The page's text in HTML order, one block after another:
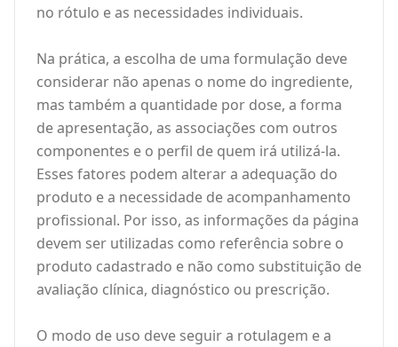
no rótulo e as necessidades individuais.
Na prática, a escolha de uma formulação deve
considerar não apenas o nome do ingrediente,
mas também a quantidade por dose, a forma
de apresentação, as associações com outros
componentes e o perfil de quem irá utilizá-la.
Esses fatores podem alterar a adequação do
produto e a necessidade de acompanhamento
profissional. Por isso, as informações da página
devem ser utilizadas como referência sobre o
produto cadastrado e não como substituição de
avaliação clínica, diagnóstico ou prescrição.
O modo de uso deve seguir a rotulagem e a